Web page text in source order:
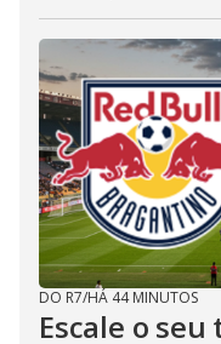
DO R7/HÁ 44 MINUTOS
Escale o